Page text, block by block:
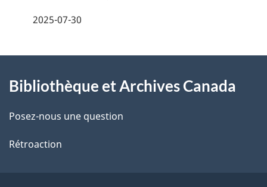
i
l
s
2025-07-30
propos
de
ce
Bibliothèque et Archives Canada
Posez-nous une question
Rétroaction